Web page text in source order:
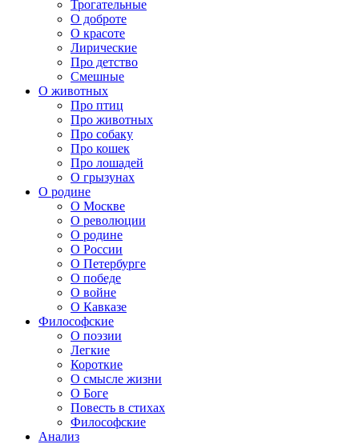
Трогательные
О доброте
О красоте
Лирические
Про детство
Смешные
О животных
Про птиц
Про животных
Про собаку
Про кошек
Про лошадей
О грызунах
О родине
О Москве
О революции
О родине
О России
О Петербурге
О победе
О войне
О Кавказе
Философские
О поэзии
Легкие
Короткие
О смысле жизни
О Боге
Повесть в стихах
Философские
Анализ